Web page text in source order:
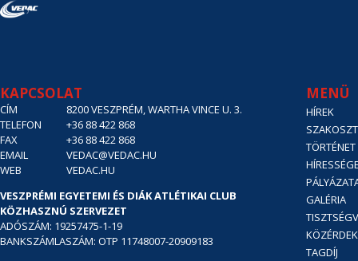
KAPCSOLAT
CÍM
8200 VESZPRÉM, WARTHA VINCE U. 3.
TELEFON
+36 88 422 868
FAX
+36 88 422 868
EMAIL
VEDAC@VEDAC.HU
WEB
VEDAC.HU
VESZPRÉMI EGYETEMI ÉS DIÁK ATLÉTIKAI CLUB
KÖZHASZNÚ SZERVEZET
ADÓSZÁM: 19257475-1-19
BANKSZÁMLASZÁM: OTP 11748007-20909183
MENÜ
HÍREK
TÖRTÉNET
GALÉRIA
TAGDÍJ